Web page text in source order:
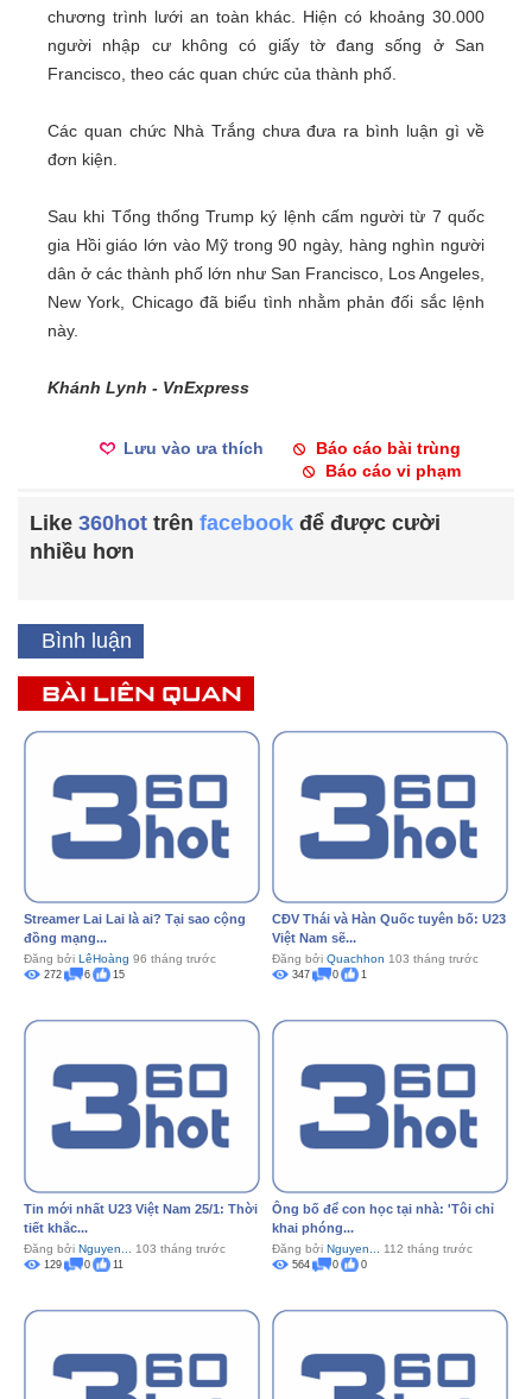
chương trình lưới an toàn khác. Hiện có khoảng 30.000
người nhập cư không có giấy tờ đang sống ở San
Francisco, theo các quan chức của thành phố.
Các quan chức Nhà Trắng chưa đưa ra bình luận gì về
đơn kiện.
Sau khi Tổng thống Trump ký lệnh cấm người từ 7 quốc
gia Hồi giáo lớn vào Mỹ trong 90 ngày, hàng nghìn người
dân ở các thành phố lớn như San Francisco, Los Angeles,
New York, Chicago đã biểu tình nhằm phản đối sắc lệnh
này.
Khánh Lynh - VnExpress
Lưu vào ưa thích
Báo cáo bài trùng
Báo cáo vi phạm
Like 360hot trên facebook để được cười
nhiều hơn
Bình luận
BÀI LIÊN QUAN
Streamer Lai Lai là ai? Tại sao cộng
đồng mạng...
Đăng bởi LêHoàng 96 tháng trước
272 6 15
CĐV Thái và Hàn Quốc tuyên bố: U23
Việt Nam sẽ...
Đăng bởi Quachhon 103 tháng trước
347 0 1
Tin mới nhất U23 Việt Nam 25/1: Thời
tiết khắc...
Đăng bởi Nguyen... 103 tháng trước
129 0 11
Ông bố để con học tại nhà: 'Tôi chỉ
khai phóng...
Đăng bởi Nguyen... 112 tháng trước
564 0 0